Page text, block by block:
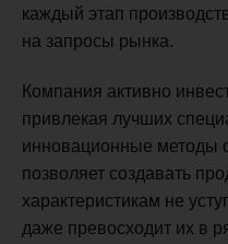
каждый этап
на запросы рынка.
Компания активно
привлекая лучших
инновационные методы
позволяет создавать
характеристикам не
даже превосходит их в